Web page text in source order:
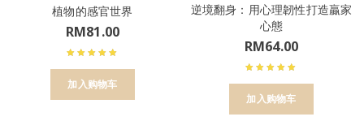
植物的感官世界
RM81.00
加入购物车
逆境翻身：用心理韌性打造贏家
心態
RM64.00
加入购物车